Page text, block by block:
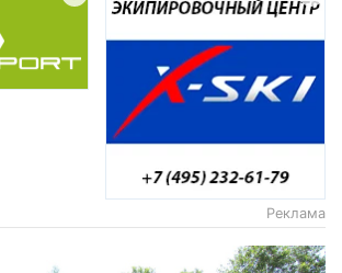
Реклама